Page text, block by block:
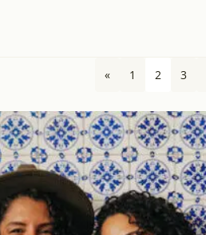
« 1 2 3